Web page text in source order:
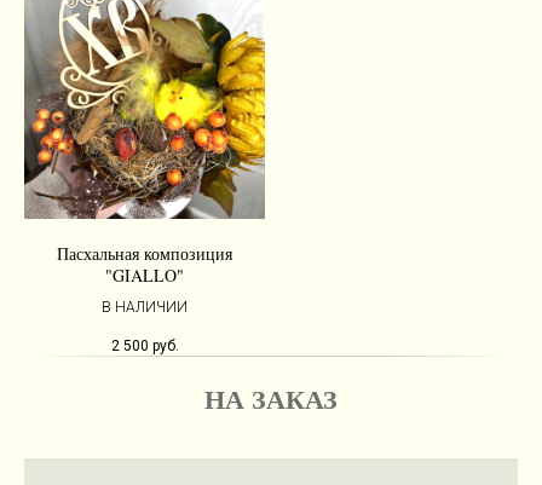
Пасхальная композиция
"GIALLO"
В НАЛИЧИИ
2 500 руб.
НА ЗАКАЗ